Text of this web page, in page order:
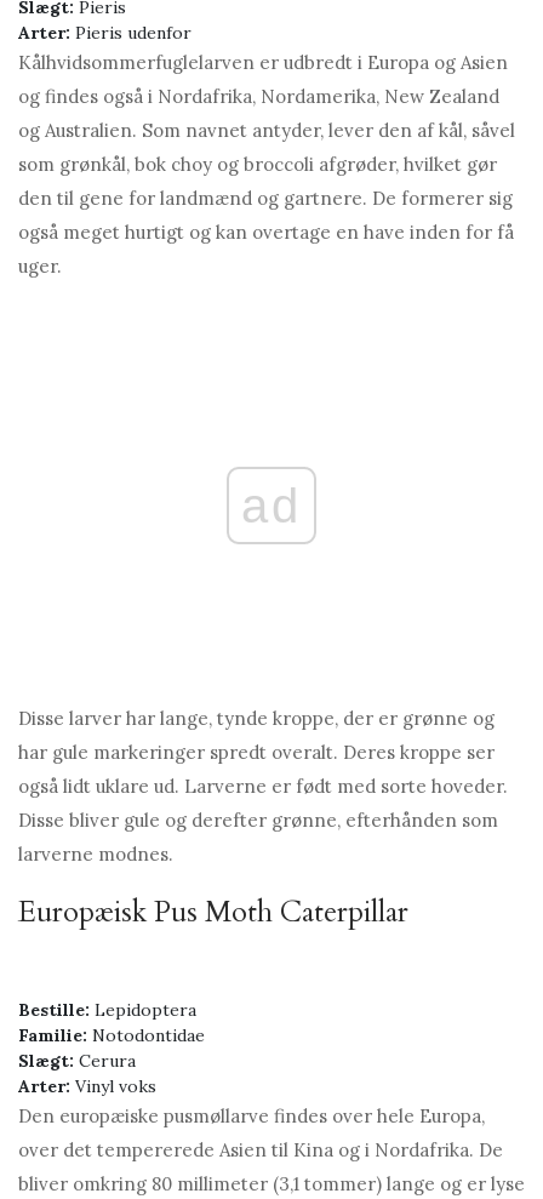
Slægt: Pieris
Arter: Pieris udenfor
Kålhvidsommerfuglelarven er udbredt i Europa og Asien
og findes også i Nordafrika, Nordamerika, New Zealand
og Australien. Som navnet antyder, lever den af ​​kål, såvel
som grønkål, bok choy og broccoli afgrøder, hvilket gør
den til gene for landmænd og gartnere. De formerer sig
også meget hurtigt og kan overtage en have inden for få
uger.
ad
Disse larver har lange, tynde kroppe, der er grønne og
har gule markeringer spredt overalt. Deres kroppe ser
også lidt uklare ud. Larverne er født med sorte hoveder.
Disse bliver gule og derefter grønne, efterhånden som
larverne modnes.
Europæisk Pus Moth Caterpillar
Bestille: Lepidoptera
Familie: Notodontidae
Slægt: Cerura
Arter: Vinyl voks
Den europæiske pusmøllarve findes over hele Europa,
over det tempererede Asien til Kina og i Nordafrika. De
bliver omkring 80 millimeter (3,1 tommer) lange og er lyse